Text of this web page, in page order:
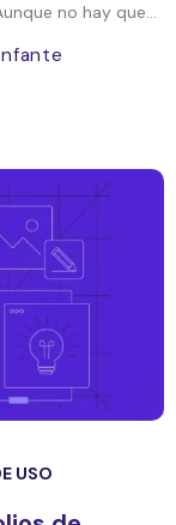
no hay que...
USO